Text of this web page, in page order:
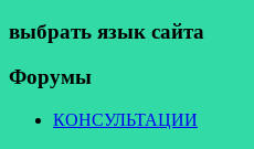
выбрать язык сайта
Форумы
КОНСУЛЬТАЦИИ